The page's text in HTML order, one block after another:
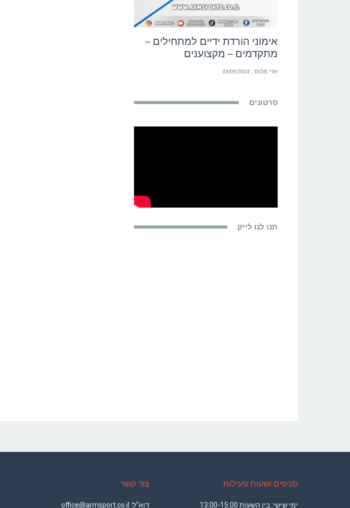
אימוני הורדת ידיים למתחילים –
מתקדמים – מקצוענים
אדי מלמד 19/09/2024
סרטונים
תנו לנו לייק
סניפים ושעות פעילות
ימי שישי: בין השעות 13:00-15:00
צור קשר
דוא"ל: office@armsport.co.il